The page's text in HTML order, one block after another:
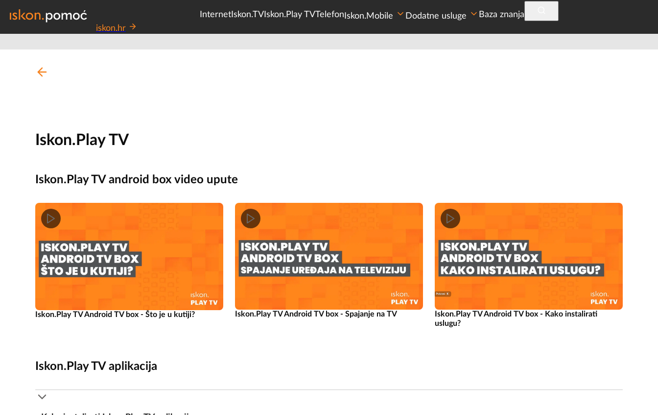
InternetIskon.TVIskon.Play TVTelefon Iskon.Mobile Dodatne usluge
Baza znanja
iskon.hr
Iskon.Play TV
Iskon.Play TV android box video upute
Iskon.Play TV Android TV box - Što je u kutiji? Iskon.Play TV Android TV box - Spajanje na TV
Iskon.Play TV Android TV box - Kako instalirati
uslugu?
Iskon.Play TV aplikacija